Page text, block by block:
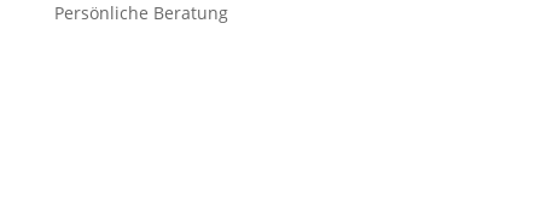
Persönliche Beratung